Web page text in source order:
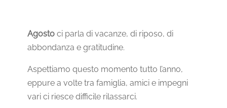
Agostoci parla di vacanze, di riposo, di
abbondanza e gratitudine.
Aspettiamo questo momento tutto l’anno,
eppure a volte tra famiglia, amici e impegni
vari ci riesce difficile rilassarci.